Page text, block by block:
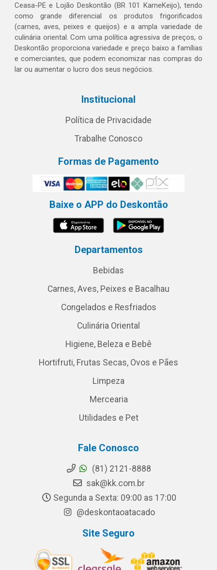
Ceasa-PE e Lojão Deskontão (BR 101 KarneKeijo), tendo
como grande diferencial os produtos frigorificados
(carnes, aves, peixes e queijos) e a ampla variedade de
culinária oriental. Com uma política agressiva de preços, o
Deskontão proporciona variedade e preço baixo a famílias
e comerciantes, que podem economizar nas compras do
lar ou aumentar o lucro dos seus negócios.
Institucional
Política de Privacidade
Trabalhe Conosco
Formas de Pagamento
Baixe o APP do Deskontão
Departamentos
Bebidas
Carnes, Aves, Peixes e Bacalhau
Congelados e Resfriados
Culinária Oriental
Higiene, Beleza e Bebê
Hortifruti, Frutas Secas, Ovos e Pães
Limpeza
Mercearia
Utilidades e Pet
Fale Conosco
(81) 2121-8888
sak@kk.com.br
Segunda a Sexta: 09:00 as 17:00
@deskontaoatacado
Site Seguro